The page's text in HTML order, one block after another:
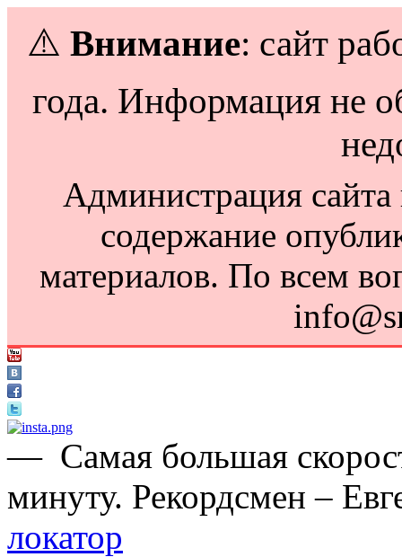
⚠️ Внимание: сайт
года. Информация не
Администрация сайта
содержание
материалов. По всем
— Самая большая
минуту. Рекордсмен –
локатор